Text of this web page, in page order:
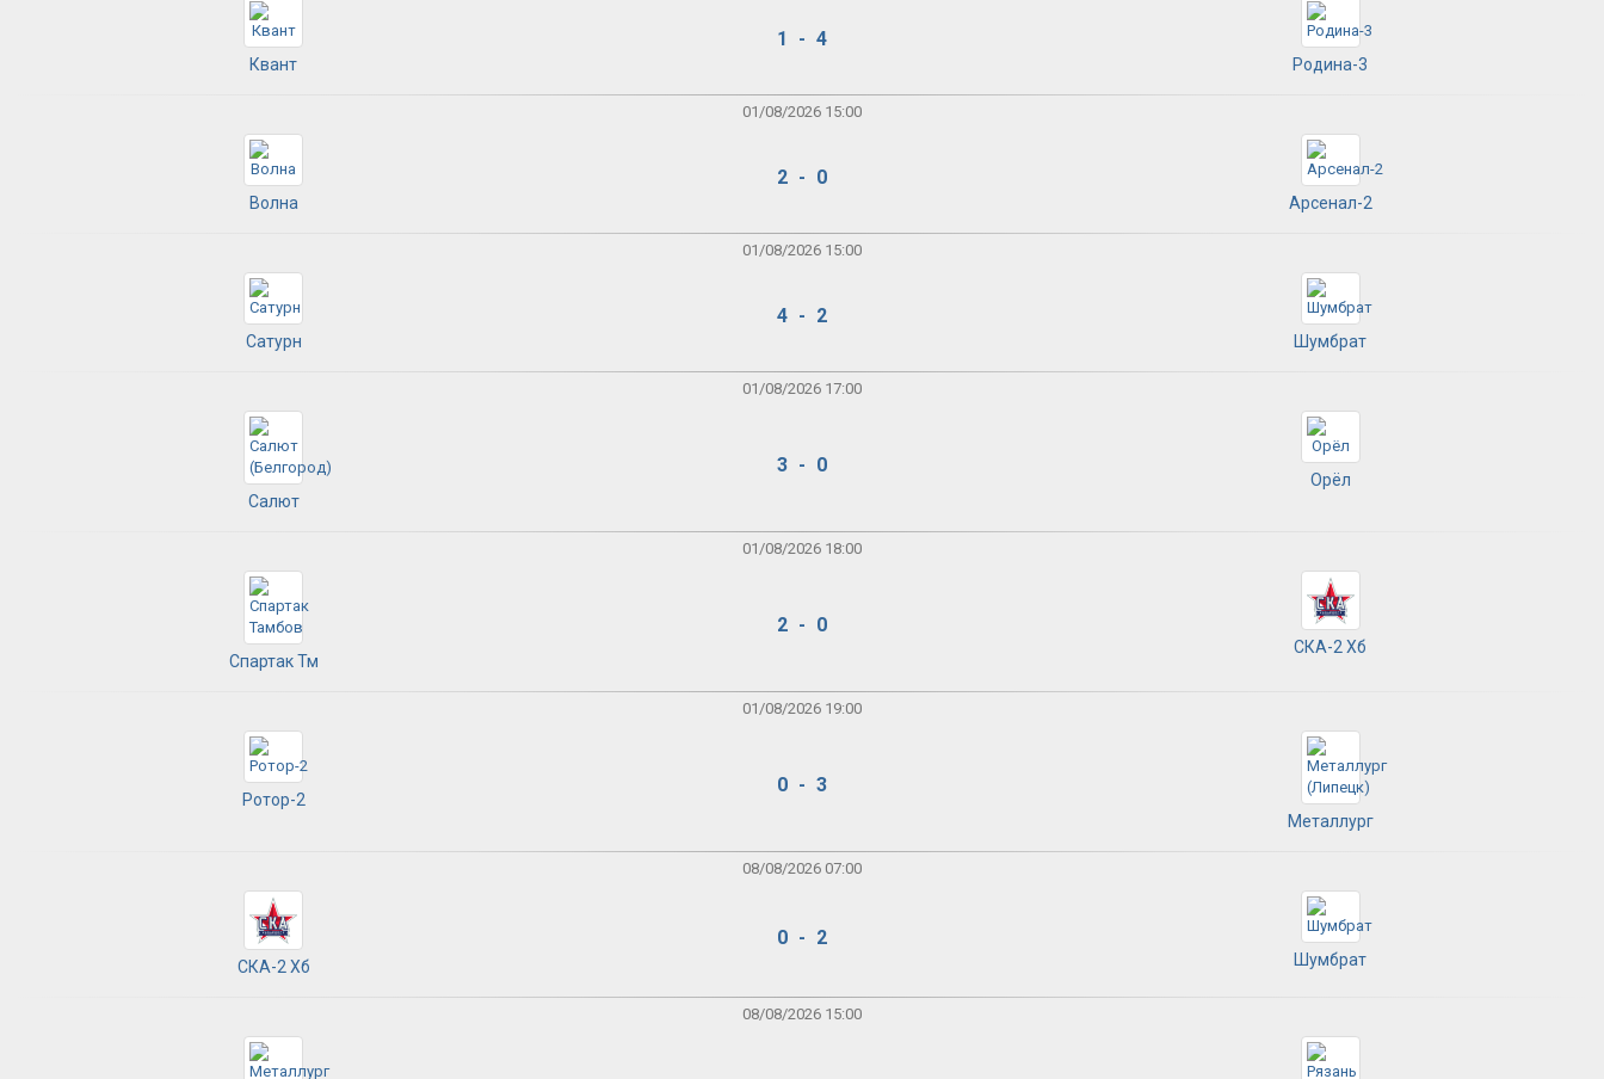
Квант
1 - 4
Родина-3
01/08/2026 15:00
Волна
2 - 0
Арсенал-2
01/08/2026 15:00
Сатурн
4 - 2
Шумбрат
01/08/2026 17:00
Салют
3 - 0
Орёл
01/08/2026 18:00
Спартак Тм
2 - 0
СКА-2 Хб
01/08/2026 19:00
Ротор-2
0 - 3
Металлург
08/08/2026 07:00
СКА-2 Хб
0 - 2
Шумбрат
08/08/2026 15:00